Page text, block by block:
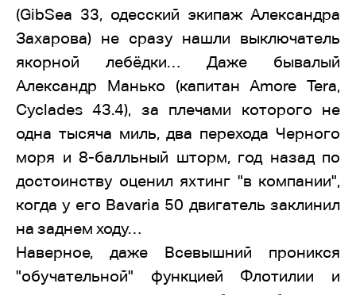
(GibSea 33, одесский экипаж Александра
Захарова) не сразу нашли выключатель
якорной лебёдки… Даже бывалый
Александр Манько (капитан Amore Tera,
Cyclades 43.4), за плечами которого не
одна тысяча миль, два перехода Черного
моря и 8-балльный шторм, год назад по
достоинству оценил яхтинг "в компании",
когда у его Bavaria 50 двигатель заклинил
на заднем ходу…
Наверное, даже Всевышний проникся
"обучательной" функцией Флотилии и